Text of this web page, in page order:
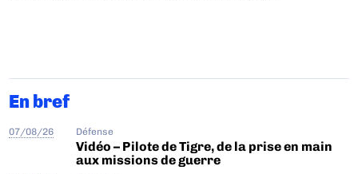
En bref
07/08/26 Défense
Vidéo – Pilote de Tigre, de la prise en main
aux missions de guerre